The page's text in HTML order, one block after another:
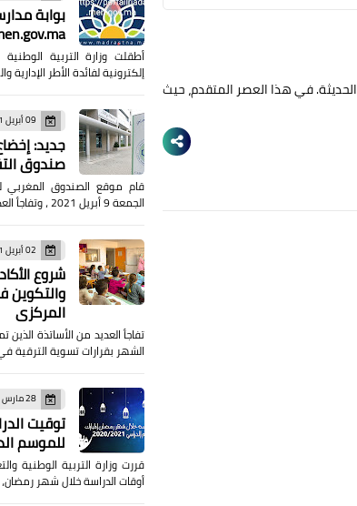
في هذا العصر المتقدم، حيث
بوابة
أطقلت وزارة التربية
إلكترونية لفائدة الأطر
09 أبريل 2021
جديد:
صندوق
قام موقع الصندوق المغربي
الجمعة 9 أبريل 2021 ، وتفاجأ العديد من الأساتذة المرسمين التا…
02 أبريل 2021
شروع
المركزي
تفاجأ العديد من الأساتذة
الشهر بقرارات تسوية
28 مارس 2021
توقيت
للموسم
قررت وزارة التربية الوطنية
أوقات الدراسة خلال شهر